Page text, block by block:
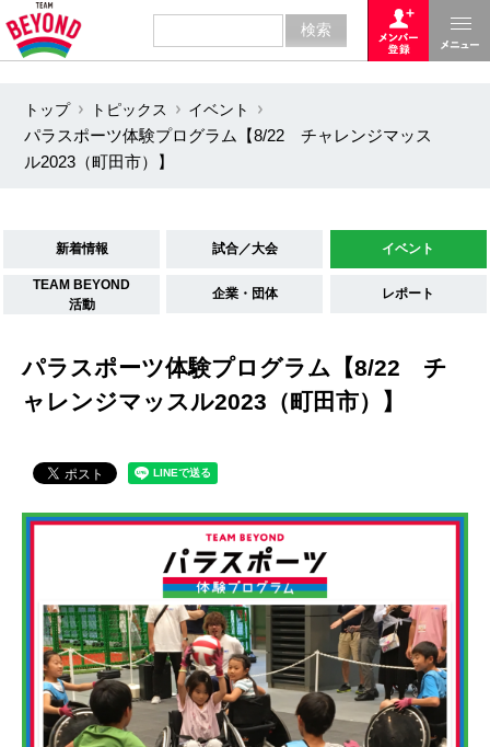
トップ トピックス
イベント
パラスポーツ体験プログラム【8/22 チャレンジマッス
ル2023（町田市）】
新着情報 試合／大会 イベント
TEAM BEYOND
活動
企業・団体 レポート
パラスポーツ体験プログラム【8/22 チ
ャレンジマッスル2023（町田市）】